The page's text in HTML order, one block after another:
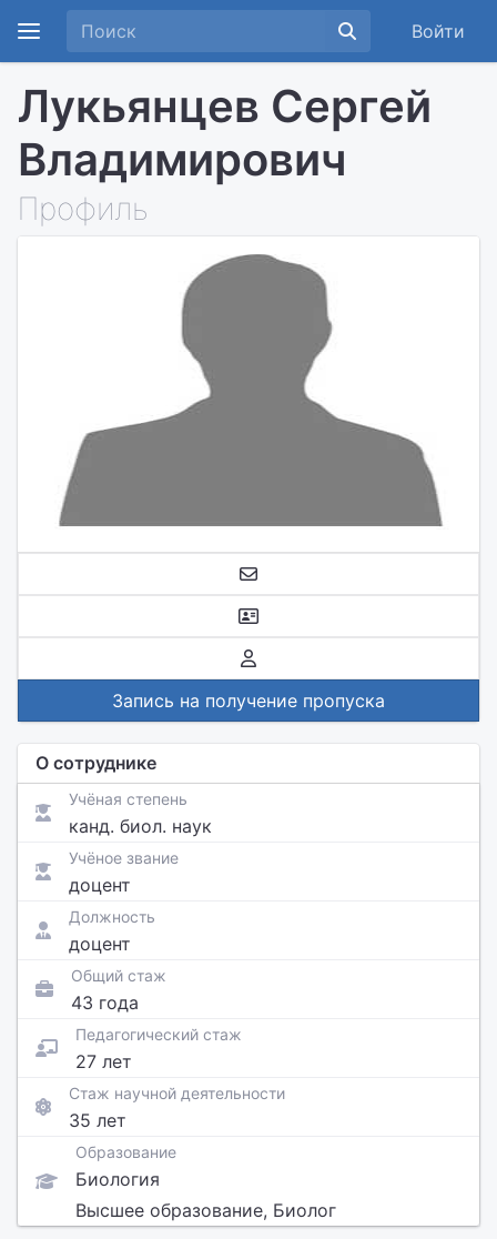
Войти
Лукьянцев Сергей
Владимирович
Профиль
Запись на получение пропуска
О сотруднике
Учёная степень
канд. биол. наук
Учёное звание
доцент
Должность
доцент
Общий стаж
43 года
Педагогический стаж
27 лет
Стаж научной деятельности
35 лет
Образование
Биология
Высшее образование, Биолог